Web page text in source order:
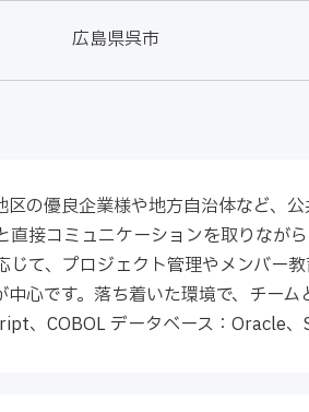
広島県呉市
区の優良企業様や地方自治体など、
直接コミュニケーションを取りなが
じて、プロジェクト管理やメンバー
中心です。落ち着いた環境で、チー
、COBOL データベース：Oracle、